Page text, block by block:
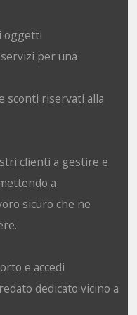
oggetti
per una
sconti riservati alla
clienti a gestire e
a
sicuro che ne
e accedi
dedicato vicino a